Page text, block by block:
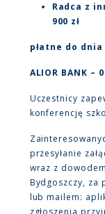
Radca z
900 zł
płatne do
ALIOR BANK –
Uczestnicy
konferencję
przesyłanie
wraz z
Bydgoszczy, za
lub mailem: